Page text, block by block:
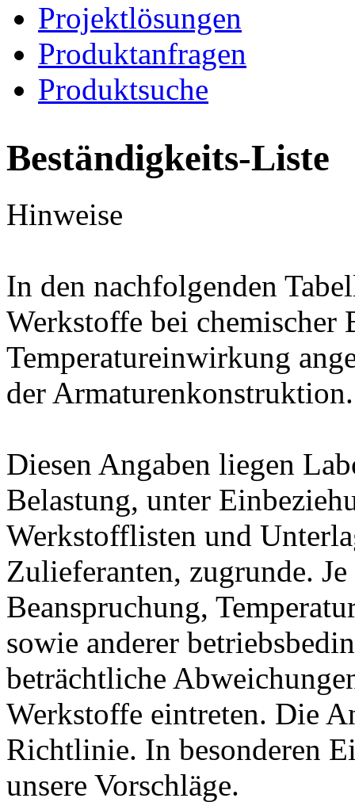
Projektlösungen
Produktanfragen
Produktsuche
Beständigkeits-Liste
Hinweise
In den nachfolgenden
Werkstoffe bei chemischer
Temperatureinwirkung
der Armaturenkonstruktion.
Diesen Angaben liegen
Belastung, unter
Werkstofflisten und
Zulieferanten, zugrunde.
Beanspruchung,
sowie anderer
beträchtliche
Werkstoffe eintreten. Die
Richtlinie. In besonderen
unsere Vorschläge.